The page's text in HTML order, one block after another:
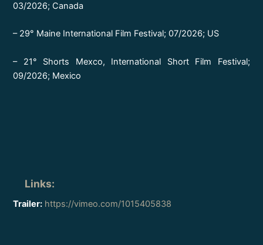
03/2026; Canada
– 29° Maine International Film Festival; 07/2026; US
– 21° Shorts Mexco, International Short Film Festival;
09/2026; Mexico
Links:
Trailer: https://vimeo.com/1015405838